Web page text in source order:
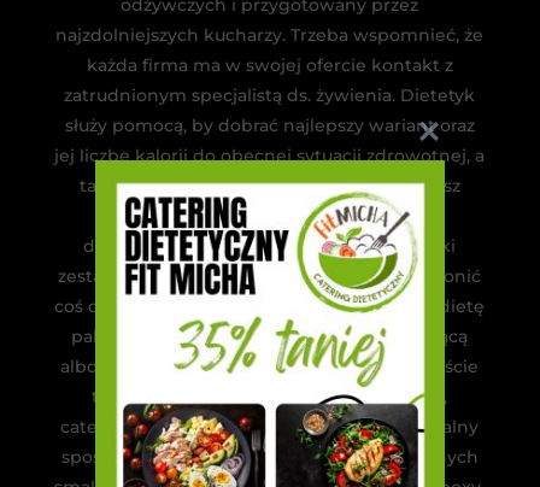
najzdolniejszych kucharzy. Trzeba wspomnieć, że
każda firma ma w swojej ofercie kontakt z
zatrudnionym specjalistą ds. żywienia. Dietetyk
służy pomocą, by dobrać najlepszy wariant oraz
jej liczbę kalorii do obecnej sytuacji zdrowotnej, a
także lifestylu. Zamawiając catering, możesz
wybierać spośród różnych diet. Firmy
dostarczające diety pudełkowe oferują taki
zestaw dań, że każdy człowiek powinien wyłonić
coś dla siebie. Przykładowo, możesz znaleźć dietę
paleo, bez laktozy czy glutenu lub zawierającą
albo wykluczającą owoce morza. Jest oczywiście
też menu standardowe, dla sportowców,
cateringi wege, a nawet sokowe. Jest to idealny
sposób na spróbowanie nowej kuchni i różnych